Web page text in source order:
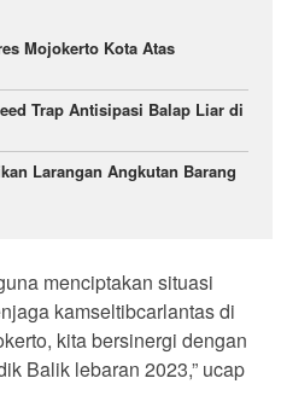
Mojokerto Kota Atas
Trap Antisipasi Balap Liar di
Larangan Angkutan Barang
menciptakan situasi
kamseltibcarlantas di
kita bersinergi dengan
Balik lebaran 2023,” ucap